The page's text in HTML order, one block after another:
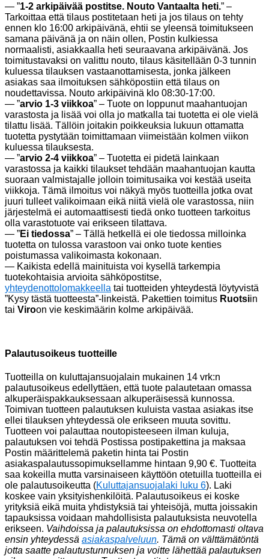
— ”1-2 arkipäivää postitse. Nouto Vantaalta heti.” –
Tarkoittaa että tilaus postitetaan heti ja jos tilaus on tehty
ennen klo 16:00 arkipäivänä, ehtii se yleensä toimitukseen
samana päivänä ja on näin ollen, Postin kulkiessa
normaalisti, asiakkaalla heti seuraavana arkipäivänä. Jos
toimitustavaksi on valittu nouto, tilaus käsitellään 0-3 tunnin
kuluessa tilauksen vastaanottamisesta, jonka jälkeen
asiakas saa ilmoituksen sähköpostiin että tilaus on
noudettavissa. Nouto arkipäivinä klo 08:30-17:00.
— ”arvio 1-3 viikkoa” – Tuote on loppunut maahantuojan
varastosta ja lisää voi olla jo matkalla tai tuotetta ei ole vielä
tilattu lisää. Tällöin joitakin poikkeuksia lukuun ottamatta
tuotetta pystytään toimittamaan viimeistään kolmen viikon
kuluessa tilauksesta.
— ”arvio 2-4 viikkoa” – Tuotetta ei pidetä lainkaan
varastossa ja kaikki tilaukset tehdään maahantuojan kautta
suoraan valmistajalle jolloin toimitusaika voi kestää useita
viikkoja. Tämä ilmoitus voi näkyä myös tuotteilla jotka ovat
juuri tulleet valikoimaan eikä niitä vielä ole varastossa, niin
järjestelmä ei automaattisesti tiedä onko tuotteen tarkoitus
olla varastotuote vai erikseen tilattava.
— ”Ei tiedossa” – Tällä hetkellä ei ole tiedossa milloinka
tuotetta on tulossa varastoon vai onko tuote kenties
poistumassa valikoimasta kokonaan.
— Kaikista edellä mainituista voi kysellä tarkempia
tuotekohtaisia arvioita sähköpostitse,
yhteydenottolomakkeella tai tuotteiden yhteydestä löytyvistä
”Kysy tästä tuotteesta”-linkeistä. Pakettien toimitus Ruotsiin
tai Viroon vie keskimäärin kolme arkipäivää.
Palautusoikeus tuotteille
Tuotteilla on kuluttajansuojalain mukainen 14 vrk:n
palautusoikeus edellyttäen, että tuote palautetaan omassa
alkuperäispakkauksessaan alkuperäisessä kunnossa.
Toimivan tuotteen palautuksen kuluista vastaa asiakas itse
ellei tilauksen yhteydessä ole erikseen muuta sovittu.
Tuotteen voi palauttaa noutopisteeseen ilman kuluja,
palautuksen voi tehdä Postissa postipakettina ja maksaa
Postin määrittelemä paketin hinta tai Postin
asiakaspalautussopimuksellamme hintaan 9,90 €. Tuotteita
saa kokeilla mutta varsinaiseen käyttöön otetuilla tuotteilla ei
ole palautusoikeutta (Kuluttajansuojalaki luku 6). Laki
koskee vain yksityishenkilöitä. Palautusoikeus ei koske
yrityksiä eikä muita yhdistyksiä tai yhteisöjä, mutta joissakin
tapauksissa voidaan mahdollisista palautuksista neuvotella
erikseen. Vaihdoissa ja palautuksissa on ehdottomasti oltava
ensin yhteydessä asiakaspalveluun. Tämä on välttämätöntä
jotta saatte palautustunnuksen ja voitte lähettää palautuksen